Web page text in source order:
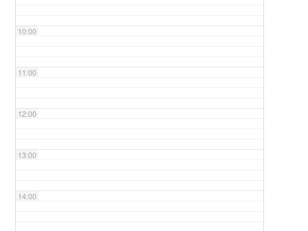
10:00
11:00
12:00
13:00
14:00